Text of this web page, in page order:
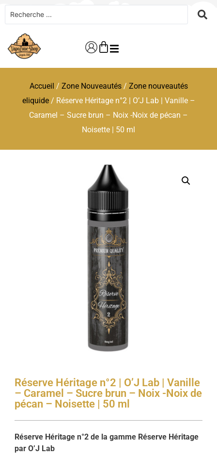
Accueil / Zone Nouveautés/ Zone nouveautés
eliquide/ Réserve Héritage n°2 | O’J Lab | Vanille –
Caramel – Sucre brun – Noix -Noix de pécan –
Noisette | 50 ml
Réserve Héritage n°2 | O’J Lab | Vanille
– Caramel – Sucre brun – Noix -Noix de
pécan – Noisette | 50 ml
Réserve Héritage n°2 de la gamme Réserve Héritage
par O’J Lab